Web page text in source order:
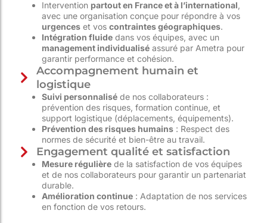
Intervention partout en France et à l’international
avec une organisation conçue pour répondre à vos
urgences et vos contraintes géographiques.
Intégration fluide dans vos équipes, avec un
management individualisé assuré par Ametra pour
garantir performance et cohésion.
Accompagnement humain et
logistique
Suivi personnalisé de nos collaborateurs :
prévention des risques, formation continue, et
support logistique (déplacements, équipements).
Prévention des risques humains : Respect des
normes de sécurité et bien-être au travail.
Engagement qualité et satisfaction
Mesure régulière de la satisfaction de vos équipes
et de nos collaborateurs pour garantir un partenariat
durable.
Amélioration continue : Adaptation de nos services
en fonction de vos retours.